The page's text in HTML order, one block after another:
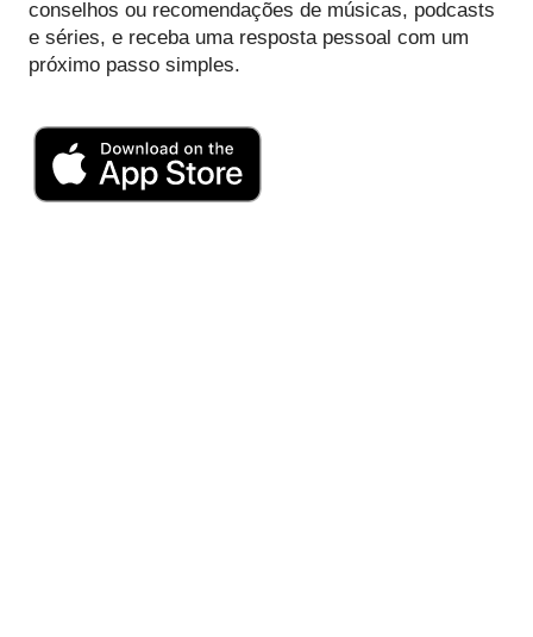
conselhos ou recomendações de músicas, podcasts
e séries, e receba uma resposta pessoal com um
próximo passo simples.